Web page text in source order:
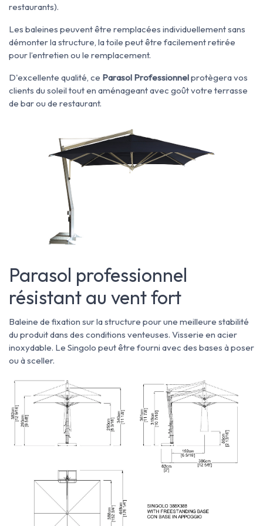
restaurants).
Les baleines peuvent être remplacées individuellement sans
démonter la structure, la toile peut être facilement retirée
pour l’entretien ou le remplacement.
D'excellente qualité, ce Parasol Professionnelprotègera vos
clients du soleil tout en aménageant avec goût votre terrasse
de bar ou de restaurant.
Parasol professionnel
résistant au vent fort
Baleine de fixation sur la structure pour une meilleure stabilité
du produit dans des conditions venteuses. Visserie en acier
inoxydable. Le Singolo peut être fourni avec des bases à poser
ou à sceller.